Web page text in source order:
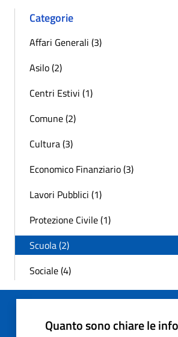
Categorie
Affari Generali (3)
Asilo (2)
Centri Estivi (1)
Comune (2)
Cultura (3)
Economico Finanziario (3)
Lavori Pubblici (1)
Protezione Civile (1)
Scuola (2)
Sociale (4)
Quanto sono chiare le